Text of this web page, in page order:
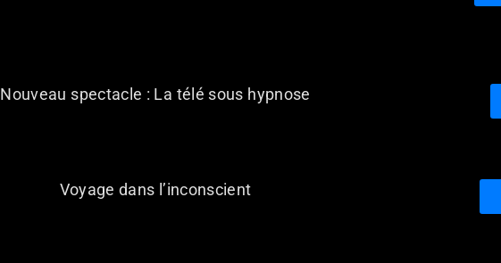
Nouveau spectacle : La télé sous hypnose
Voyage dans l’inconscient